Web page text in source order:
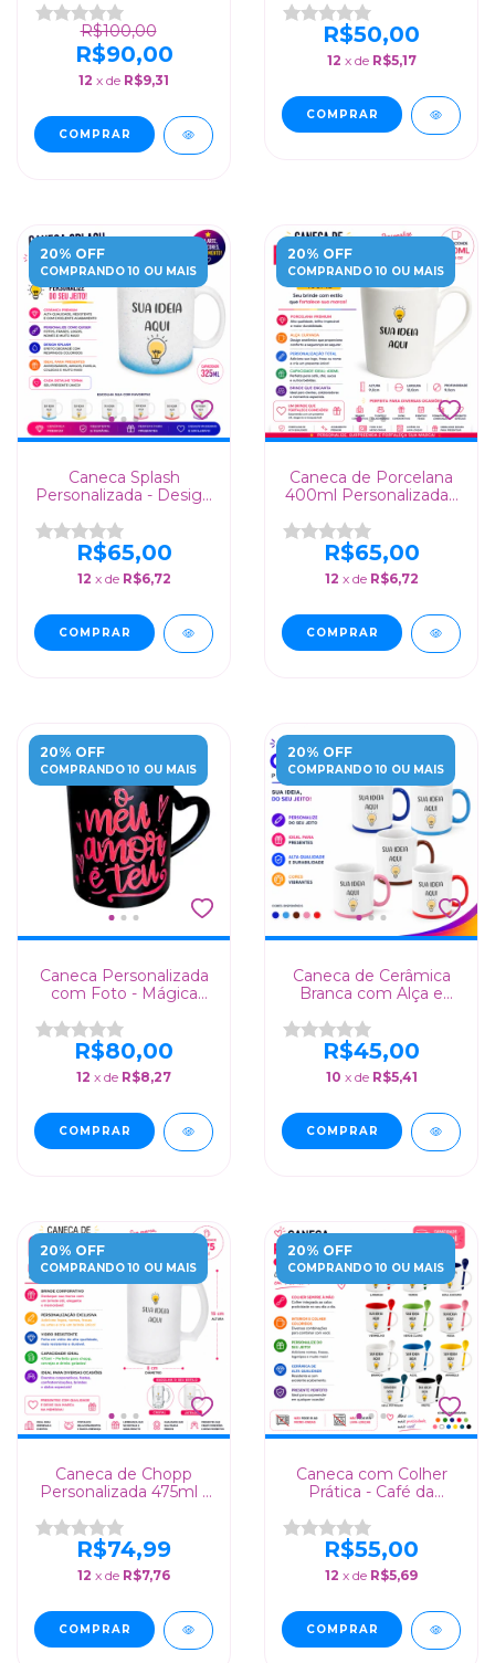
Trabalhada - 550ml |
Presente Exclusivo
R$100,00
R$90,00
12 x de R$9,31
R$50,00
12 x de R$5,17
20% OFF
COMPRANDO 10 OU MAIS
Caneca Splash
Personalizada - Design
Degradê Colorido para
Presentes Especiais
R$65,00
12 x de R$6,72
20% OFF
COMPRANDO 10 OU MAIS
Caneca de Porcelana
400ml Personalizada -
Empresas
R$65,00
12 x de R$6,72
20% OFF
COMPRANDO 10 OU MAIS
Caneca Personalizada
com Foto - Mágica
Bebida Quente!
R$80,00
12 x de R$8,27
20% OFF
COMPRANDO 10 OU MAIS
Caneca de Cerâmica
Branca com Alça e
R$45,00
10 x de R$5,41
20% OFF
COMPRANDO 10 OU MAIS
Caneca de Chopp
Personalizada 475ml -
Clientes
R$74,99
12 x de R$7,76
20% OFF
COMPRANDO 10 OU MAIS
Caneca com Colher
Prática - Café da
Só Item!
R$55,00
12 x de R$5,69